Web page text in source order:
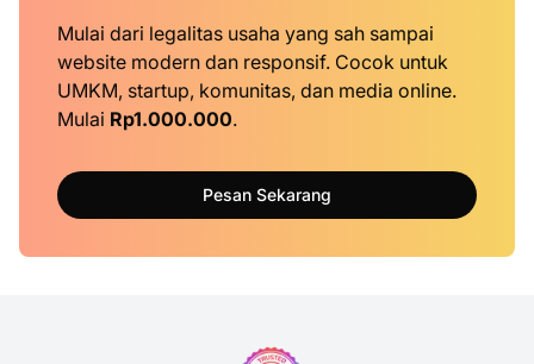
Mulai dari legalitas usaha yang sah sampai
website modern dan responsif. Cocok untuk
UMKM, startup, komunitas, dan media online.
Mulai Rp1.000.000.
Pesan Sekarang